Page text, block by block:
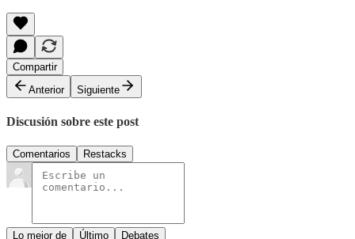
Compartir
Anterior
Siguiente
Discusión sobre este post
Comentarios Restacks
Lo mejor de Último Debates